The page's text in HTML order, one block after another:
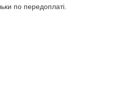
по передоплаті.